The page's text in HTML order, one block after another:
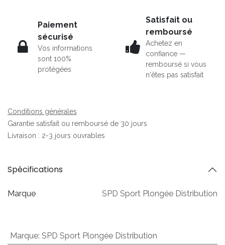
Paiement
sécurisé
Vos informations
sont 100%
protégées
Satisfait ou
remboursé
Achetez en
confiance —
remboursé si vous
n'êtes pas satisfait
Conditions générales
Garantie satisfait ou remboursé de 30 jours
Livraison : 2-3 jours ouvrables
Spécifications
Marque SPD Sport Plongée Distribution
Marque: SPD Sport Plongée Distribution